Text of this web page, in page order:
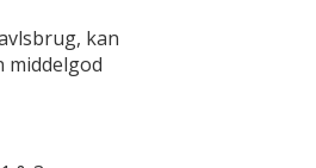
kan